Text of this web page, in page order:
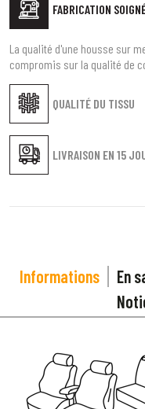
FABRICATION
QUALITÉ DU TISSU
LIVRAISON EN 15
La qualité d'une housse sur
compromis sur la qualité de
Informations En